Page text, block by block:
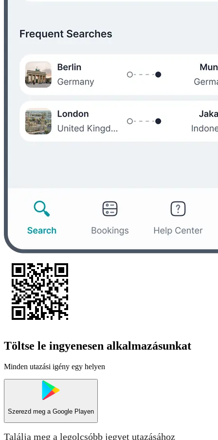
Töltse le ingyenesen alkalmazásunkat
Minden utazási igény egy helyen
Szerezd meg a Google Playen
Találja meg a legolcsóbb jegyet utazásához